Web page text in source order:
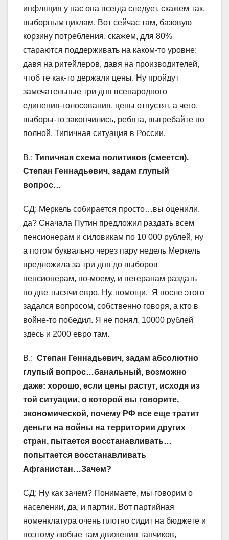
инфляция у нас она всегда следует, скажем так,
выборным циклам. Вот сейчас там, базовую
корзину потребления, скажем, для 80%
стараются поддерживать на каком-то уровне:
давя на ритейлеров, давя на производителей,
чтоб те как-то держали цены. Ну пройдут
замечательные три дня всенародного
единения-голосования, цены отпустят, а чего,
выборы-то закончились, ребята, выгребайте по
полной. Типичная ситуация в России.
В.: Типичная схема политиков (смеется).
Степан Геннадьевич, задам глупый
вопрос…
СД: Меркель собирается просто…вы оценили,
да? Сначала Путин предложил раздать всем
пенсионерам и силовикам по 10 000 рублей, ну
а потом буквально через пару недель Меркель
предложила за три дня до выборов
пенсионерам, по-моему, и ветеранам раздать
по две тысячи евро. Ну. помощи. Я после этого
задался вопросом, собственно говоря, а кто в
войне-то победил. Я не понял. 10000 рублей
здесь и 2000 евро там.
В.: Степан Геннадьевич, задам абсолютно
глупый вопрос…банальный, возможно
даже: хорошо, если цены растут, исходя из
той ситуации, о которой вы говорите,
экономической, почему РФ все еще тратит
деньги на войны на территории других
стран, пытается восстанавливать…
попытается восстанавливать
Афганистан…Зачем?
СД: Ну как зачем? Понимаете, мы говорим о
населении, да, и партии. Вот партийная
номенклатура очень плотно сидит на бюджете и
поэтому любые там движения танчиков,